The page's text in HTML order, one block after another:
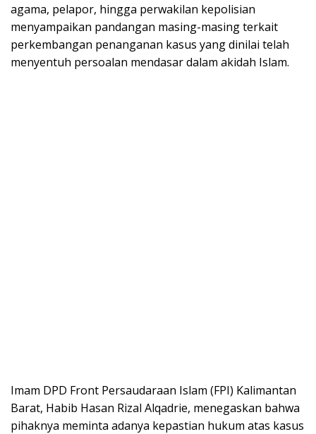
agama, pelapor, hingga perwakilan kepolisian
menyampaikan pandangan masing-masing terkait
perkembangan penanganan kasus yang dinilai telah
menyentuh persoalan mendasar dalam akidah Islam.
Imam DPD Front Persaudaraan Islam (FPI) Kalimantan
Barat, Habib Hasan Rizal Alqadrie, menegaskan bahwa
pihaknya meminta adanya kepastian hukum atas kasus